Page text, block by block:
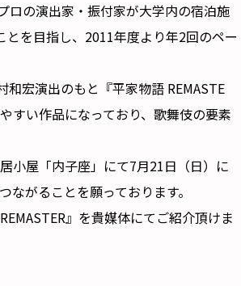
ロの演出家・振付家が大学内の宿泊施
を目指し、2011年度より年2回のペー
宏演出のもと『平家物語 REMASTE
すい作品になっており、歌舞伎の要素
小屋「内子座」にて7月21日（日）に
がることを願っております。
』を貴媒体にてご紹介頂けま